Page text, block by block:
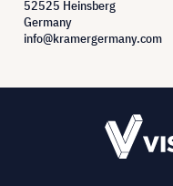
52525 Heinsberg
Germany
info@kramergermany.com